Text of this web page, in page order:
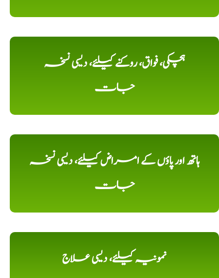
ہچکی، فواق، روکنے کیلئے، دیسی نسخہ
جات
ہاتھ اور پاؤں کے امراض کیلئے، دیسی نسخہ
جات
نمونیہ کیلئے، دیسی علاج